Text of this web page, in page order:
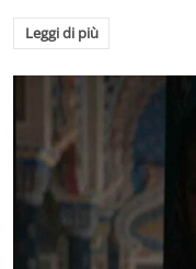
Leggi di più